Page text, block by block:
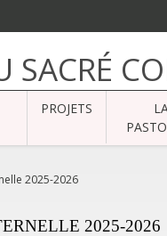
SACRÉ
PROJETS
2025-2026
2025-2026